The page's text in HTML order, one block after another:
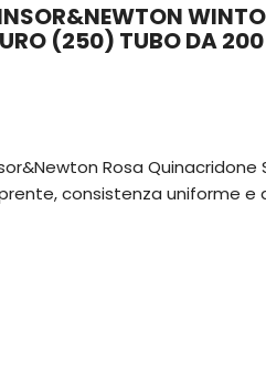
(250) TUBO DA
Rosa Quinacridone
consistenza uniforme e